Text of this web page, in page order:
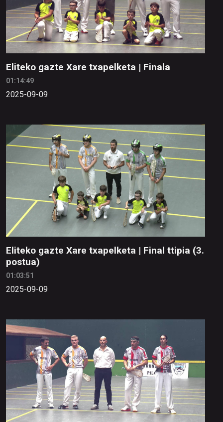
Eliteko gazte Xare txapelketa | Finala
01:14:49
2025-09-09
Eliteko gazte Xare txapelketa | Final ttipia (3.
postua)
01:03:51
2025-09-09